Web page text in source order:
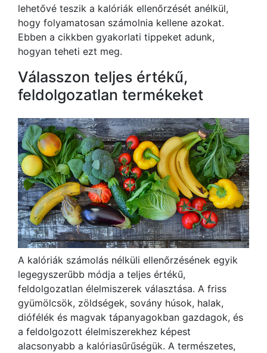
lehetővé teszik a kalóriák ellenőrzését anélkül,
hogy folyamatosan számolnia kellene azokat.
Ebben a cikkben gyakorlati tippeket adunk,
hogyan teheti ezt meg.
Válasszon teljes értékű,
feldolgozatlan termékeket
A kalóriák számolás nélküli ellenőrzésének egyik
legegyszerűbb módja a teljes értékű,
feldolgozatlan élelmiszerek választása. A friss
gyümölcsök, zöldségek, sovány húsok, halak,
diófélék és magvak tápanyagokban gazdagok, és
a feldolgozott élelmiszerekhez képest
alacsonyabb a kalóriasűrűségük. A természetes,